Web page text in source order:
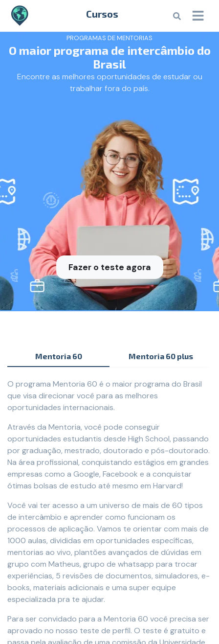
Cursos
PROGRAMAS DE MENTORIAS
O maior programa de intercâmbio do
Brasil
Encontre as melhores oportunidades de estudar ou
trabalhar fora do país.
Fazer o teste agora
Mentoria 60 Mentoria 60 plus
O programa Mentoria 60 é o maior programa do Brasil
que visa direcionar você para as melhores
oportunidades internacionais.
Através da Mentoria, você pode conseguir
oportunidades estudantis desde High School, passando
por graduação, mestrado, doutorado e pós-doutorado.
Na área profissional, conquistando estágios em grandes
empresas como a Google, Facebook e a conquistar
ótimas bolsas de estudo até mesmo em Harvard!
Você vai ter acesso a um universo de mais de 60 tipos
de intercâmbio e aprender como funcionam os
processos de aplicação. Vamos te orientar com mais de
1000 aulas, divididas em oportunidades específicas,
mentorias ao vivo, plantões avançados de dúvidas em
grupo com Matheus, grupo de whatsapp para trocar
experiências, 5 revisões de documentos, simuladores, e-
books, materiais adicionais e uma super equipe
especializada pra te ajudar.
Para ser convidado para a Mentoria 60 você precisa ser
aprovado no nosso teste de perfil. O teste é gratuito e